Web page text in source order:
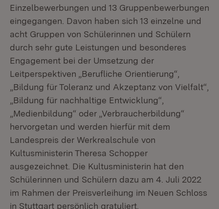
Einzelbewerbungen und 13 Gruppenbewerbungen
eingegangen. Davon haben sich 13 einzelne und
acht Gruppen von Schülerinnen und Schülern
durch sehr gute Leistungen und besonderes
Engagement bei der Umsetzung der
Leitperspektiven „Berufliche Orientierung“,
„Bildung für Toleranz und Akzeptanz von Vielfalt“,
„Bildung für nachhaltige Entwicklung“,
„Medienbildung“ oder „Verbraucherbildung“
hervorgetan und werden hierfür mit dem
Landespreis der Werkrealschule von
Kultusministerin Theresa Schopper
ausgezeichnet. Die Kultusministerin hat den
Schülerinnen und Schülern dazu am 4. Juli 2022
im Rahmen der Preisverleihung im Neuen Schloss
in Stuttgart persönlich gratuliert.